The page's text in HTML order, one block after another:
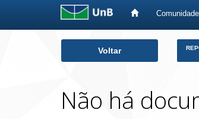
Voltar
Não há